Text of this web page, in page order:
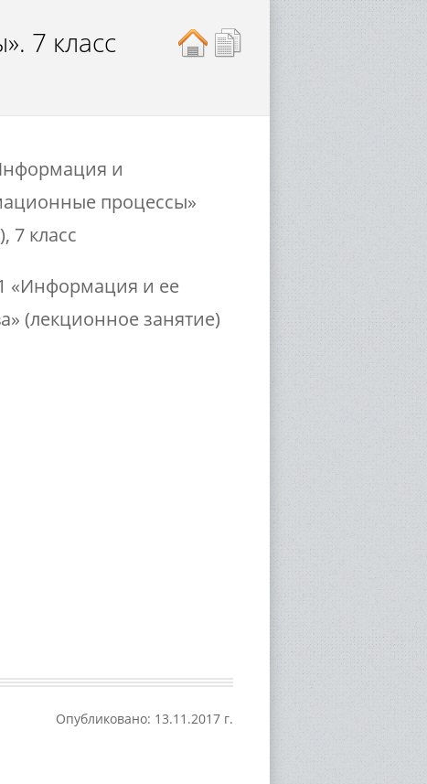
7 класс
и
процессы»
7 класс
«Информация и ее
(лекционное занятие)
Опубликовано: 13.11.2017 г.